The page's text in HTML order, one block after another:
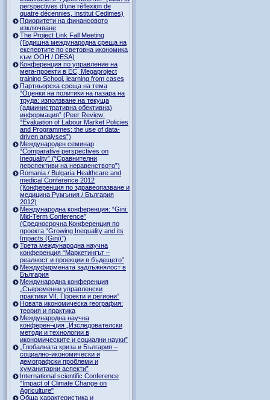
perspectives d’une réflexion de
quatre décennies, Institut Cedimes)
Приоритети на финансовото
изключване
The Project Link Fall Meeting
(Годишна международна среща на
експертите по световна икономика
към ООН / DESA)
Конференция по управление на
мега-проекти в ЕС, Megaproject
training School, learning from cases
Партньорска среща на тема
“Оценки на политики на пазара на
труда: използване на текуща
(административна обективна)
информация” (Peer Review:
“Evaluation of Labour Market Policies
and Programmes: the use of data-
driven analyses”)
Международен семинар
“Comparative perspectives on
Inequality” (“Сравнителни
перспективи на неравенството”)
Romania / Bulgaria Healthcare and
medical Conference 2012
(Конференция по здравеопазване и
медицина Румъния / България
2012)
Международна конференция: “Gini:
Mid-Term Conference”
(Средносрочна Конференция по
проекта “Growing Inequality and its
Impacts (Gini)”)
Трета международна научна
конференция “Маркетингът –
реалност и проекции в бъдещето”
Междуфирмената задлъжнялост в
България
Международна конференция
„Съвременни управленски
практики VII. Проекти и региони”
Новата икономическа география:
теория и практика
Международна научна
конферен¬ция „Изследователски
методи и технологии в
икономическите и социални науки”
„Глобалната криза и България –
социално-икономически и
демографски проблеми и
хуманитарни аспекти”
International scientific Conference
"Impact of Climate Change on
Agriculture"
Обща характеристика и